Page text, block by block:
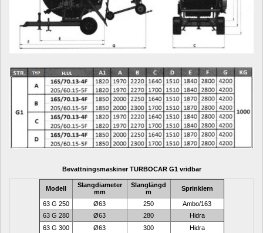
BevattningsmaskinerTURBOCAR G1 vridbar
Modell
Slangdiameter
mm
Slanglängd
m
Sprinklern
63 G 250 Ø63 250
Ambo/163
63 G 280
Ø63 280
Hidra
63 G 300
Ø63 300
Hidra